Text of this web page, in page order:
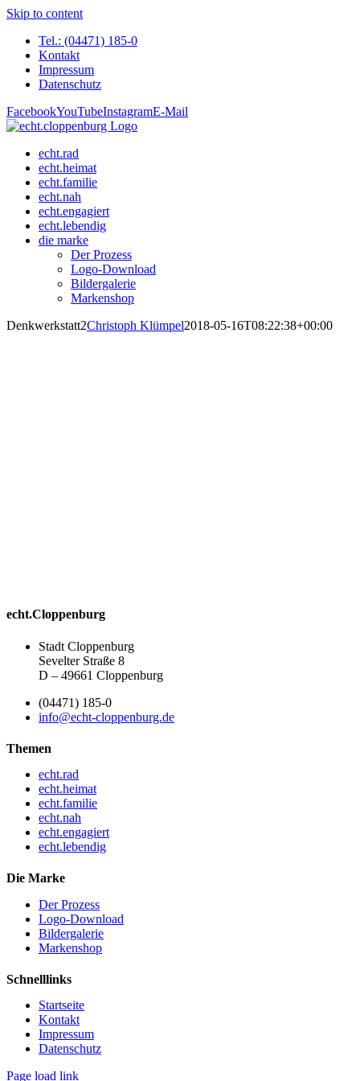
Skip to content
Tel.: (04471) 185-0
Kontakt
Impressum
Datenschutz
FacebookYouTubeInstagramE-Mail
echt.rad
echt.heimat
echt.familie
echt.nah
echt.engagiert
echt.lebendig
die marke
Der Prozess
Logo-Download
Bildergalerie
Markenshop
Denkwerkstatt2Christoph Klümpel2018-05-16T08:22:38+00:00
echt.Cloppenburg
Stadt Cloppenburg
Sevelter Straße 8
D – 49661 Cloppenburg
(04471) 185-0
info@echt-cloppenburg.de
Themen
echt.rad
echt.heimat
echt.familie
echt.nah
echt.engagiert
echt.lebendig
Die Marke
Der Prozess
Logo-Download
Bildergalerie
Markenshop
Schnelllinks
Startseite
Kontakt
Impressum
Datenschutz
Page load link